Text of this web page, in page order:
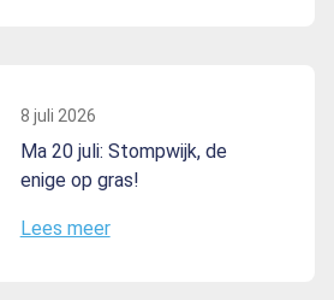
8 juli 2026
Ma 20 juli: Stompwijk, de
enige op gras!
Lees meer